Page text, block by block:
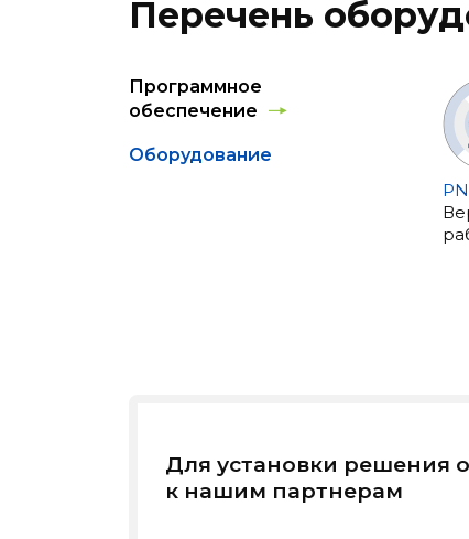
Перечень
Программное
обеспечение
Оборудование
Для установки решения
к нашим партнерам